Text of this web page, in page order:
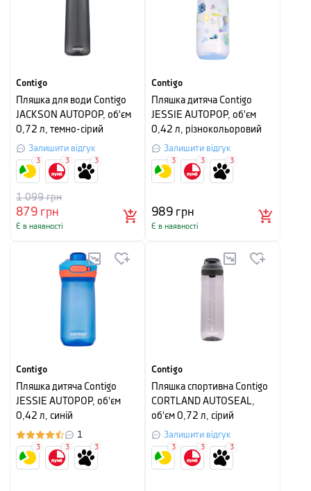
Contigo
Пляшка для води Contigo
JACKSON AUTOPOP, об'єм
0,72 л, темно-сірий
Залишити відгук
879грн
1 099грн
Є в наявності
3 3 3
Contigo
Пляшка дитяча Contigo
JESSIE AUTOPOP, об'єм
0,42 л, різнокольоровий
Залишити відгук
989грн
Є в наявності
3 3 3
Contigo
Пляшка дитяча Contigo
JESSIE AUTOPOP, об'єм
0,42 л, синій
1
3 3 3
Contigo
Пляшка спортивна Contigo
CORTLAND AUTOSEAL,
об'єм 0,72 л, сірий
Залишити відгук
3 3 3